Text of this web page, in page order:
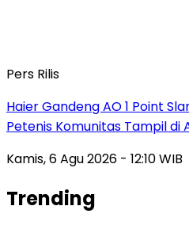
Pers Rilis
Haier Gandeng AO 1 Point
Petenis Komunitas Tampil di
Kamis, 6 Agu 2026 - 12:10 WIB
Trending